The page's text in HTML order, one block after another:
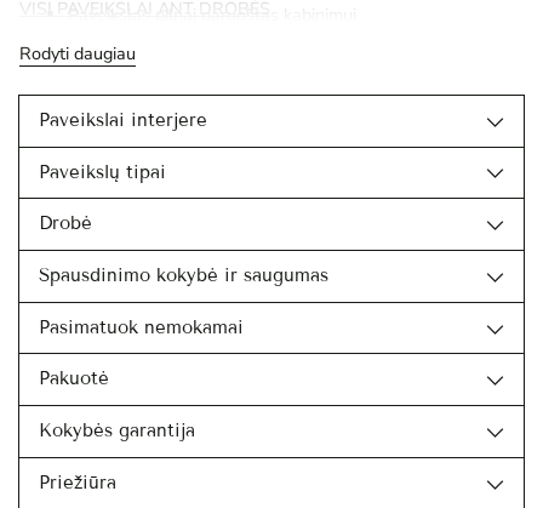
Paveikslas pilnai paruoštas kabinimui
VISI PAVEIKSLAI ANT DROBĖS
Rodyti daugiau
Paveikslai interjere
Paveikslų tipai
Drobė
Spausdinimo kokybė ir saugumas
Pasimatuok nemokamai
Pakuotė
Kokybės garantija
Priežiūra